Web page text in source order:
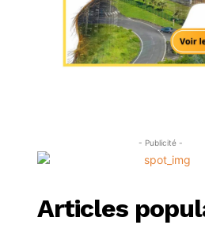
- Publicité -
Articles